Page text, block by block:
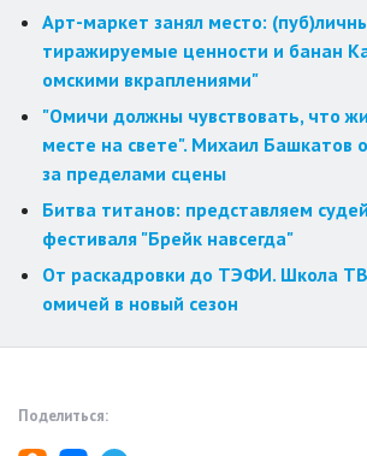
Арт-маркет занял место:
тиражируемые ценности и банан
омскими вкраплениями"
"Омичи должны чувствовать, что
месте на свете". Михаил Башкатов
за пределами сцены
Битва титанов: представляем
фестиваля "Брейк навсегда"
От раскадровки до ТЭФИ. Школа
омичей в новый сезон
Поделиться: